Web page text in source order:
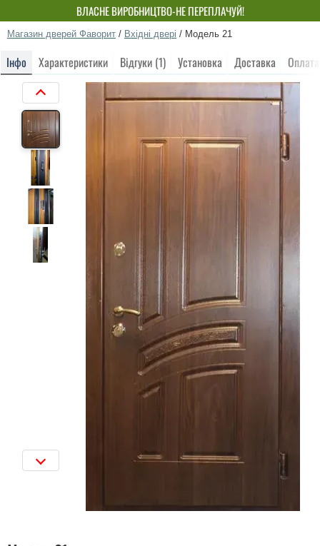
ВЛАСНЕ ВИРОБНИЦТВО-НЕ ПЕРЕПЛАЧУЙ!
Магазин дверей Фаворит / Вхідні двері / Модель 21
Інфо Характеристики Відгуки (1) Установка Доставка Оплата